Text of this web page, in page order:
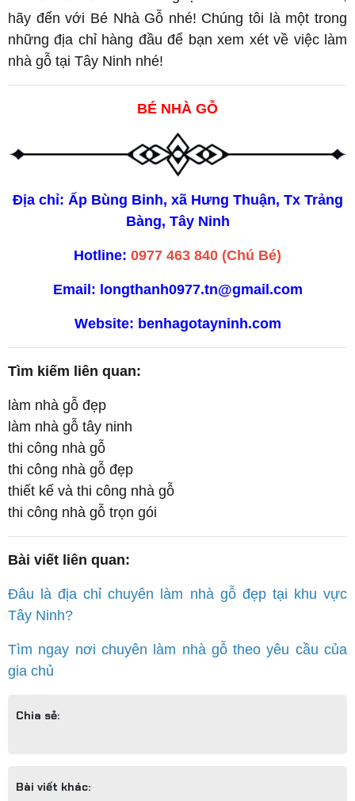
hãy đến với Bé Nhà Gỗ nhé! Chúng tôi là một trong
những địa chỉ hàng đầu để bạn xem xét về việc làm
nhà gỗ tại Tây Ninh nhé!
BÉ NHÀ GỖ
Địa chỉ: Ấp Bùng Binh, xã Hưng Thuận, Tx Trảng
Bàng, Tây Ninh
Hotline: 0977 463 840 (Chú Bé)
Email: longthanh0977.tn@gmail.com
Website: benhagotayninh.com
Tìm kiếm liên quan:
làm nhà gỗ đẹp
làm nhà gỗ tây ninh
thi công nhà gỗ
thi công nhà gỗ đẹp
thiết kế và thi công nhà gỗ
thi công nhà gỗ trọn gói
Bài viết liên quan:
Đâu là địa chỉ chuyên làm nhà gỗ đẹp tại khu vực
Tây Ninh?
Tìm ngay nơi chuyên làm nhà gỗ theo yêu cầu của
gia chủ
Chia sẻ:
Bài viết khác: